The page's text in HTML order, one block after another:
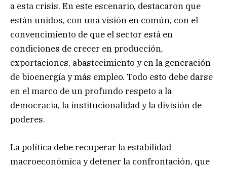
a esta crisis. En este escenario, destacaron que
están unidos, con una visión en común, con el
convencimiento de que el sector está en
condiciones de crecer en producción,
exportaciones, abastecimiento y en la generación
de bioenergía y más empleo. Todo esto debe darse
en el marco de un profundo respeto a la
democracia, la institucionalidad y la división de
poderes.
La política debe recuperar la estabilidad
macroeconómica y detener la confrontación, que